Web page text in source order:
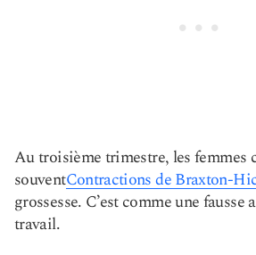
Au troisième trimestre, les femmes
souventContractions de Braxton-
grossesse. C’est comme une
travail.